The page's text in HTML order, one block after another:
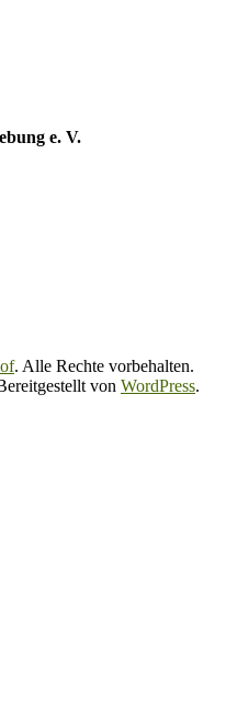
e. V.
. Alle Rechte vorbehalten.
von WordPress.